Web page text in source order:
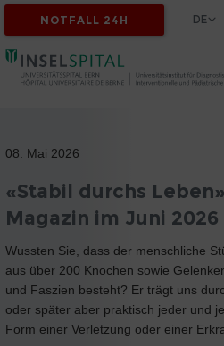
NOTFALL 24H DE
08. Mai 2026
«Stabil durchs
Magazin im Juni 2026
Wussten Sie, dass der menschliche
aus über 200 Knochen sowie
und Faszien besteht? Er trägt uns
oder später aber praktisch jeder und
Form einer Verletzung oder einer